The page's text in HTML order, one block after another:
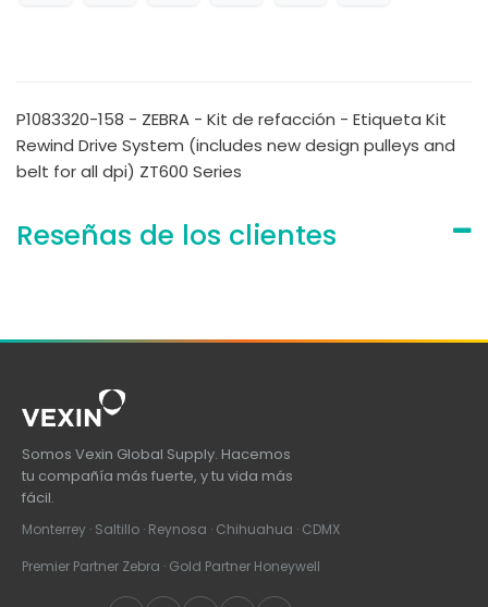
P1083320-158 - ZEBRA - Kit de refacción - Etiqueta Kit
Rewind Drive System (includes new design pulleys and
belt for all dpi) ZT600 Series
Reseñas de los clientes
Somos Vexin Global Supply. Hacemos
tu compañía más fuerte, y tu vida más
fácil.
Monterrey · Saltillo · Reynosa · Chihuahua · CDMX
Premier Partner Zebra · Gold Partner Honeywell